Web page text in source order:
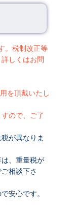
。税制改正等
しくはお問
を頂戴いたし
ので、ご了
が異なりま
、重量税が
相談下さ
安心です。